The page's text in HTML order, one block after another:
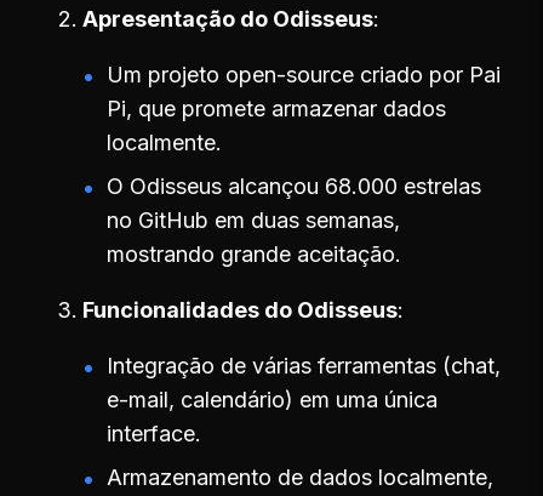
Apresentação do Odisseus
Um projeto open-source criado por Pai
Pi, que promete armazenar dados
localmente.
O Odisseus alcançou 68.000 estrelas
no GitHub em duas semanas,
mostrando grande aceitação.
Funcionalidades do Odisseus
Integração de várias ferramentas (chat,
e-mail, calendário) em uma única
interface.
Armazenamento de dados localmente,